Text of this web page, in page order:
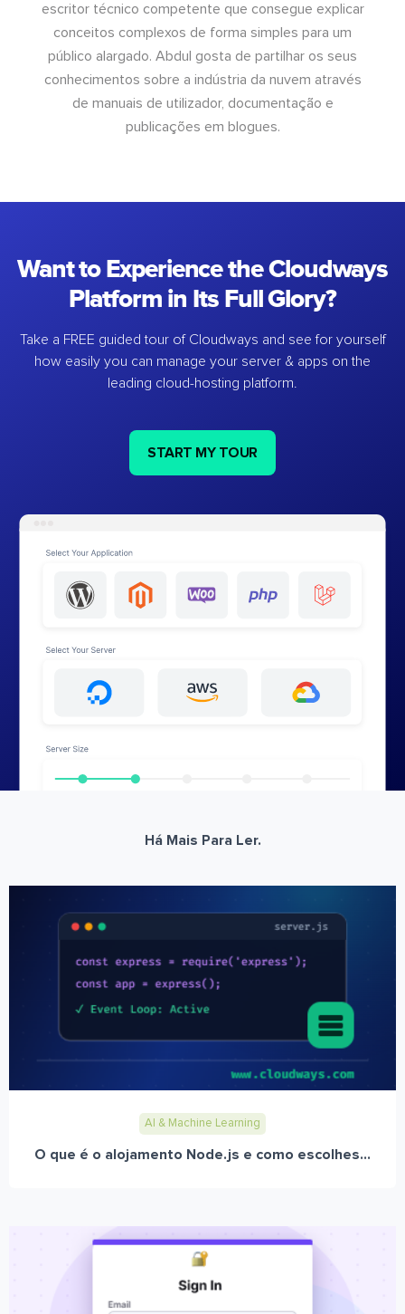
escritor técnico competente que consegue explicar
conceitos complexos de forma simples para um
público alargado. Abdul gosta de partilhar os seus
conhecimentos sobre a indústria da nuvem através
de manuais de utilizador, documentação e
publicações em blogues.
Want to Experience the Cloudways
Platform in Its Full Glory?
Take a FREE guided tour of Cloudways and see for yourself
how easily you can manage your server & apps on the
leading cloud-hosting platform.
START MY TOUR
Há Mais Para Ler.
AI & Machine Learning
O que é o alojamento Node.js e como escolhes...